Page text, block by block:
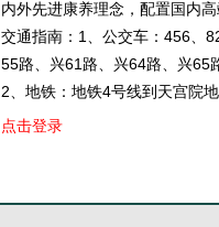
内外先进康养理念，配置国内
交通指南：1、公交车：456、
55路、兴61路、兴64路、兴65
2、地铁：地铁4号线到天宫院
点击登录